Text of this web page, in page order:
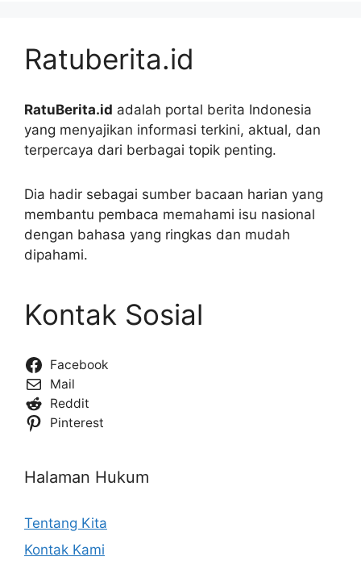
Ratuberita.id
RatuBerita.id adalah portal berita Indonesia
yang menyajikan informasi terkini, aktual, dan
terpercaya dari berbagai topik penting.
Dia hadir sebagai sumber bacaan harian yang
membantu pembaca memahami isu nasional
dengan bahasa yang ringkas dan mudah
dipahami.
Kontak Sosial
Facebook
Mail
Reddit
Pinterest
Halaman Hukum
Tentang Kita
Kontak Kami